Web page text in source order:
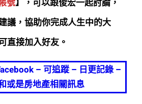
號】，可以跟俊宏一起討論，
議，協助你完成人生中的大
直接加入好友。
– 可追蹤 – 日更記錄 –
或是房地產相關訊息